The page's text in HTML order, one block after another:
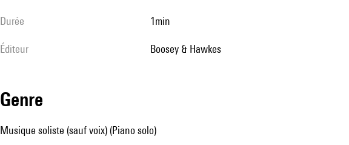
durée 1min
éditeur Boosey & Hawkes
genre
Musique soliste (sauf voix) (Piano solo)